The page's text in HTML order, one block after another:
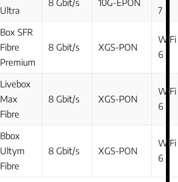
Ultra
8 Gbit/s 10G-EPON
7
Box SFR
Fibre
Premium
8 Gbit/s XGS-PON
WiFi
6
Livebox
Max
Fibre
8 Gbit/s XGS-PON
WiFi
6
Bbox
Ultym
Fibre
8 Gbit/s XGS-PON
WiFi
6